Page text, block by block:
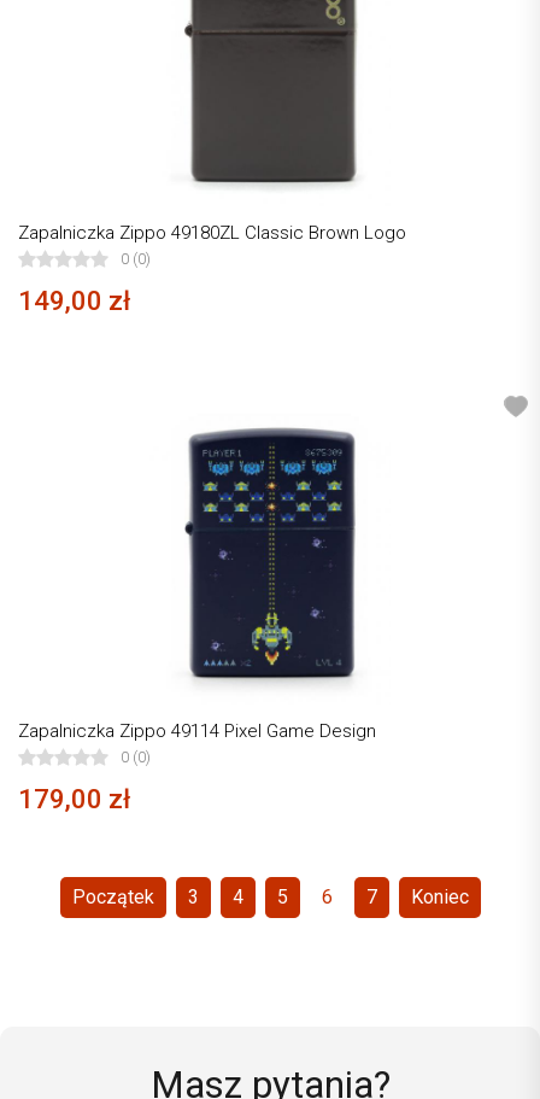
Zapalniczka Zippo 49180ZL Classic Brown Logo
0 (0)
149,00 zł
Zapalniczka Zippo 49114 Pixel Game Design
0 (0)
179,00 zł
Początek 3 4 5 6 7 Koniec
Masz pytania?